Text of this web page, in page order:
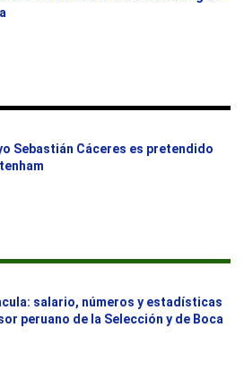
Sebastián Cáceres es pretendido
salario, números y estadísticas
peruano de la Selección y de Boca